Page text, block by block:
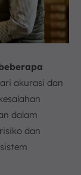
akurasi dan
dalam
dan